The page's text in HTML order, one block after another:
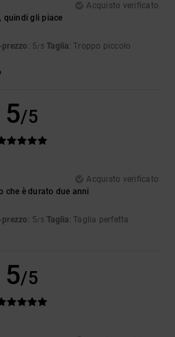
Acquisto verificato
quindi gli piace
: 5/5 Taglia: Troppo piccolo
5/5
Acquisto verificato
che è durato due anni
: 5/5 Taglia: Taglia perfetta
5/5